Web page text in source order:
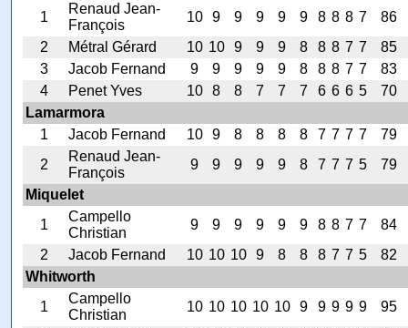
1
Renaud Jean-
François
10 9 9 9 9 9 8 8 8 7
86
2
Métral Gérard 10 10 9 9 9 8 8 8 7 7
85
3
Jacob Fernand 9 9 9 9 9 8 8 8 7 7
83
4
Penet Yves 10 8 8 7 7 7 6 6 6 5
70
Lamarmora
1
Jacob Fernand 10 9 8 8 8 8 7 7 7 7
79
2
Renaud Jean-
François
9 9 9 9 9 8 7 7 7 5
79
Miquelet
1
Campello
Christian
9 9 9 9 9 9 8 8 7 7
84
2
Jacob Fernand 10 10 10 9 8 8 8 7 7 5
82
Whitworth
1
Campello
Christian
10 10 10 10 10 9 9 9 9 9
95